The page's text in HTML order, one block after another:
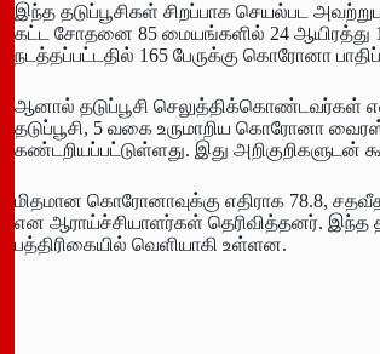
இந்த தடுப்பூசிகள் சிறப்பாக செயல்பட
கட்ட சோதனை 85 மையங்களில் 24 ஆயிரத்து
நடத்தப்பட்டதில் 165 பேருக்கு கொரோனா
ஆனால் தடுப்பூசி செலுத்திக்கொண்டவர்கள்
தடுப்பூசி, 5 வகை உருமாறிய கொரோனா
கண்டறியப்பட்டுள்ளது. இது அறிகுறிகளுடன்
மிதமான கொரோனாவுக்கு எதிராக 78.8,
என ஆராய்ச்சியாளர்கள் தெரிவித்தனர். இந்த
பத்திரிகையில் வெளியாகி உள்ளன.